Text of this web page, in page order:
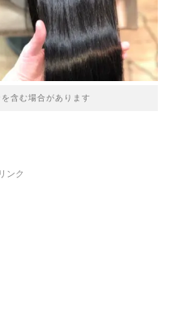
含む場合があります
ンク